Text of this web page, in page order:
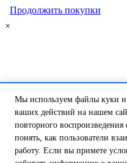
Продолжить покупки
×
Мы используем файлы куки и
ваших действий на нашем
повторного
понять, как пользователи
работу. Если вы примете